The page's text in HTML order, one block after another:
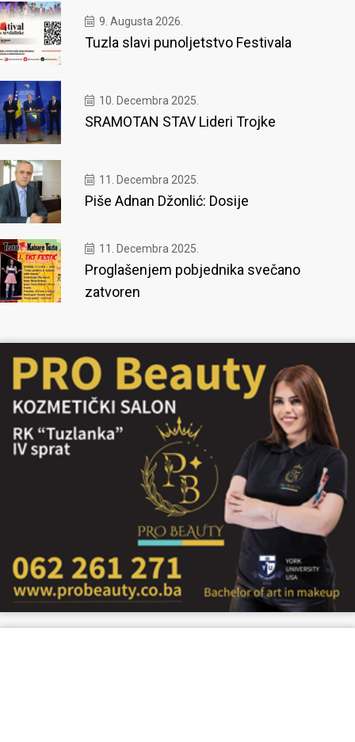
9. Augusta 2026.
Tuzla slavi punoljetstvo Festivala
10. Decembra 2025.
SRAMOTAN STAV Lideri Trojke
11. Decembra 2025.
Piše Adnan Džonlić: Dosije
11. Decembra 2025.
Proglašenjem pobjednika svečano
zatvoren